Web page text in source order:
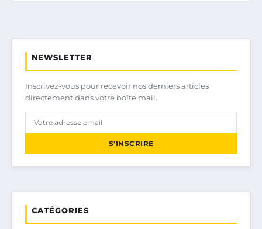
NEWSLETTER
Inscrivez-vous pour recevoir nos derniers articles
directement dans votre boîte mail.
S'INSCRIRE
CATÉGORIES